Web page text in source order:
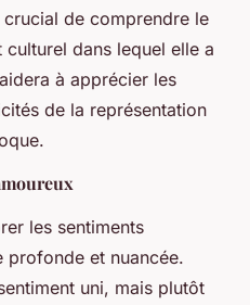
de comprendre le
dans lequel elle a
à apprécier les
de la représentation
les sentiments
profonde et nuancée.
uni, mais plutôt